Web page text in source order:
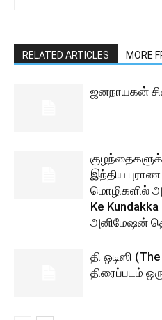
RELATED ARTICLES MORE
ஜனநாயகன்
இந்திய
மொழிகளில்
Ke
அனிமேஷன்
தி ஒடிஸி
திரைப்படம்